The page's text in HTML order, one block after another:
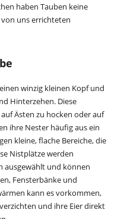
haben Tauben keine
uns errichteten
winzig kleinen Kopf und
Hinterzehen. Diese
Ästen zu hocken oder auf
ihre Nester häufig aus ein
kleine, flache Bereiche, die
Nistplätze werden
ausgewählt und können
Fensterbänke und
kann es vorkommen,
und ihre Eier direkt